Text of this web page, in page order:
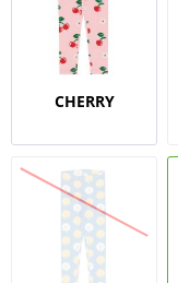
CHERRY